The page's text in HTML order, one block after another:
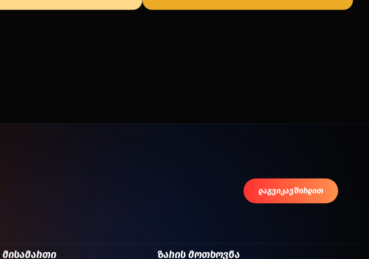
დაგვიკავშირდით
მისამართი ზარის მოთხოვნა